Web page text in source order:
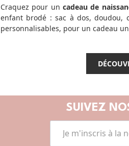
Craquez pour un cadeau de
enfant brodé : sac à dos, doudou,
personnalisables, pour un cadeau
SUIVEZ